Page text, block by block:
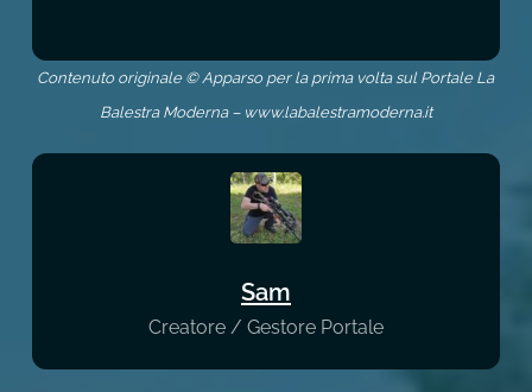
Contenuto originale © Apparso per la prima volta sul Portale La
Balestra Moderna – www.labalestramoderna.it
Sam
Creatore / Gestore Portale